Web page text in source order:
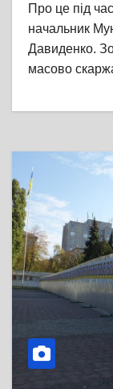
Про це під
начальник
Давиденко.
масово